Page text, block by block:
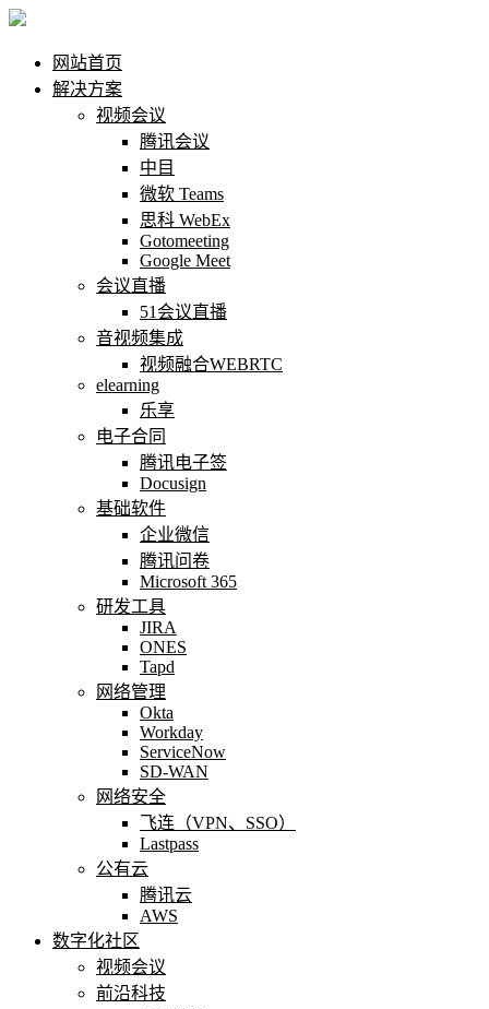
网站首页
解决方案
视频会议
腾讯会议
中目
微软 Teams
思科 WebEx
Gotomeeting
Google Meet
会议直播
51会议直播
音视频集成
视频融合WEBRTC
elearning
乐享
电子合同
腾讯电子签
Docusign
基础软件
企业微信
腾讯问卷
Microsoft 365
研发工具
JIRA
ONES
Tapd
网络管理
Okta
Workday
ServiceNow
SD-WAN
网络安全
飞连（VPN、SSO）
Lastpass
公有云
腾讯云
AWS
数字化社区
视频会议
前沿科技